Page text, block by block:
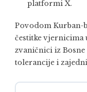
platformi X.
Povodom Kurban-
čestitke
zvaničnici iz
tolerancije i